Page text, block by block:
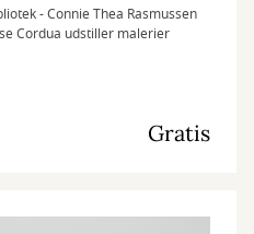
- Connie Thea Rasmussen
Cordua udstiller malerier
Gratis